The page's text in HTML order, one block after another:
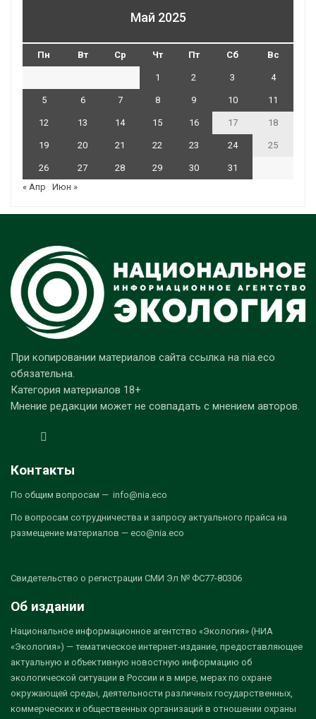
Май 2025
Пн Вт Ср Чт Пт Сб Вс
1 2 3 4
5 6 7 8 9 10 11
12 13 14 15 16 17 18
19 20 21 22 23 24 25
26 27 28 29 30
31
« Апр
Июн »
При копировании материалов сайта ссылка на nia.eco
обязательна.
Категория материалов 18+
Мнение редакции может не совпадать с мнением авторов.
Контакты
По общим вопросам — info@nia.eco
По вопросам сотрудничества и запросу актуального прайса на
размещение материалов — eco@nia.eco
Свидетельство о регистрации СМИ Эл № ФС77-80306
Об издании
Национальное информационное агентство «Экология» (НИА
«Экология») — тематическое интернет-издание, предоставляющее
актуальную и объективную новостную информацию об
экологической ситуации в России и в мире, мерах по охране
окружающей среды, деятельности различных государственных,
коммерческих и общественных организаций в отношении охраны